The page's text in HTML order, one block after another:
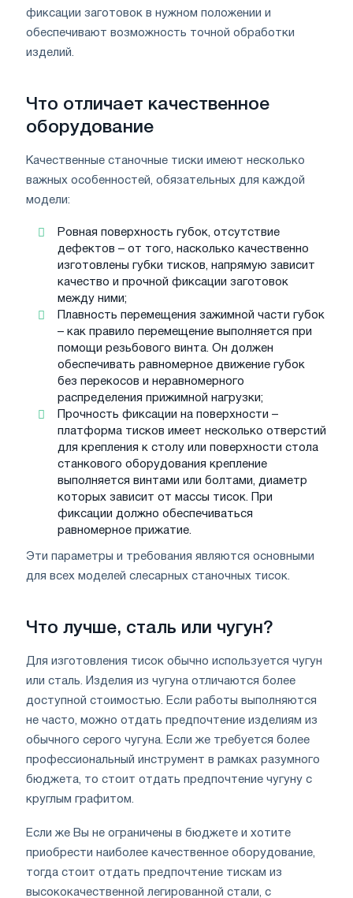
фиксации заготовок в нужном положении и
обеспечивают возможность точной обработки
изделий.
Что отличает качественное
оборудование
Качественные станочные тиски имеют несколько
важных особенностей, обязательных для каждой
модели:
Ровная поверхность губок, отсутствие
дефектов – от того, насколько качественно
изготовлены губки тисков, напрямую зависит
качество и прочной фиксации заготовок
между ними;
Плавность перемещения зажимной части губок
– как правило перемещение выполняется при
помощи резьбового винта. Он должен
обеспечивать равномерное движение губок
без перекосов и неравномерного
распределения прижимной нагрузки;
Прочность фиксации на поверхности –
платформа тисков имеет несколько отверстий
для крепления к столу или поверхности стола
станкового оборудования крепление
выполняется винтами или болтами, диаметр
которых зависит от массы тисок. При
фиксации должно обеспечиваться
равномерное прижатие.
Эти параметры и требования являются основными
для всех моделей слесарных станочных тисок.
Что лучше, сталь или чугун?
Для изготовления тисок обычно используется чугун
или сталь. Изделия из чугуна отличаются более
доступной стоимостью. Если работы выполняются
не часто, можно отдать предпочтение изделиям из
обычного серого чугуна. Если же требуется более
профессиональный инструмент в рамках разумного
бюджета, то стоит отдать предпочтение чугуну с
круглым графитом.
Если же Вы не ограничены в бюджете и хотите
приобрести наиболее качественное оборудование,
тогда стоит отдать предпочтение тискам из
высококачественной легированной стали, с